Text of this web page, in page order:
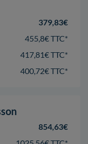
379,83€
455,8€ TTC*
417,81€ TTC*
400,72€ TTC*
854,63€